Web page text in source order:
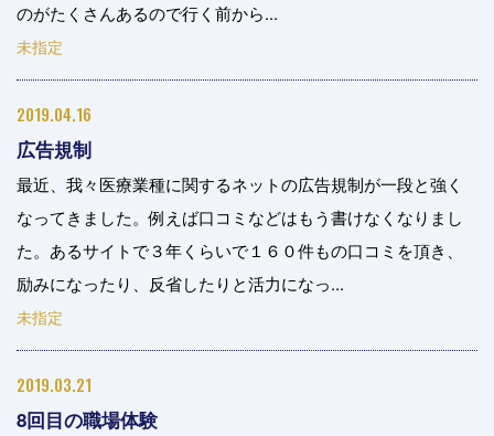
のがたくさんあるので行く前から...
未指定
2019.04.16
広告規制
最近、我々医療業種に関するネットの広告規制が一段と強く
なってきました。例えば口コミなどはもう書けなくなりまし
た。あるサイトで３年くらいで１６０件もの口コミを頂き、
励みになったり、反省したりと活力になっ...
未指定
2019.03.21
8回目の職場体験